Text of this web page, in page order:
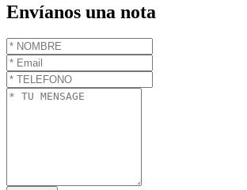
Envíanos una nota